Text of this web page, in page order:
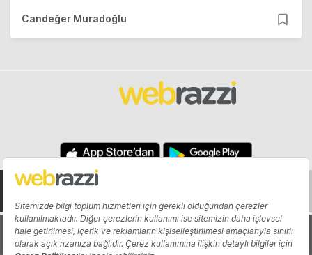
Candeğer Muradoğlu
Hakkında Yazarlar